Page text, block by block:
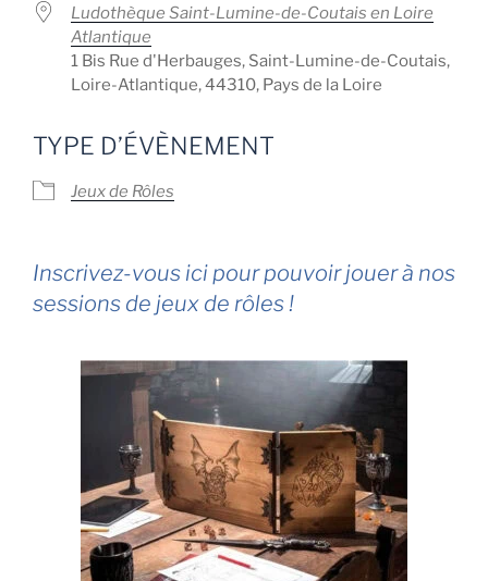
Ludothèque Saint-Lumine-de-Coutais en Loire
Atlantique
1 Bis Rue d'Herbauges, Saint-Lumine-de-Coutais,
Loire-Atlantique, 44310, Pays de la Loire
TYPE D’ÉVÈNEMENT
Jeux de Rôles
Inscrivez-vous ici pour pouvoir jouer à nos
sessions de jeux de rôles !